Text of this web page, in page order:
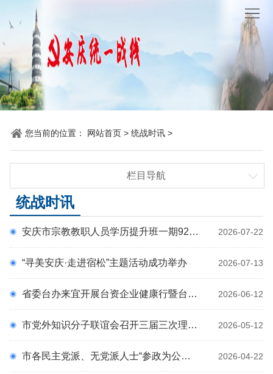
站
首
页
要
闻
聚
统
战
各
您当前的位置： 网站首页 > 统战时讯 >
栏目导航
统战时讯
各地动态
他山之石
理论园地
通知公告
预决算公开
专题专栏
统战时讯
2026-07-22
安庆市宗教教职人员学历提升班一期92名学员顺利毕业
2026-07-13
“寻美安庆·走进宿松”主题活动成功举办
2026-06-12
省委台办来宜开展台资企业健康行暨台企调研活动
2026-05-12
市党外知识分子联谊会召开三届三次理事会会议
2026-04-22
市各民主党派、无党派人士“参政为公、实干为民”主题教育动员会召开